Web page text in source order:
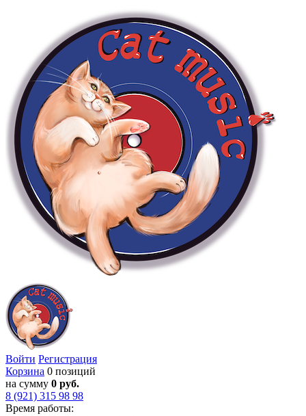
Войти Регистрация
Корзина 0 позиций
на сумму 0 руб.
8 (921) 315 98 98
Время работы: